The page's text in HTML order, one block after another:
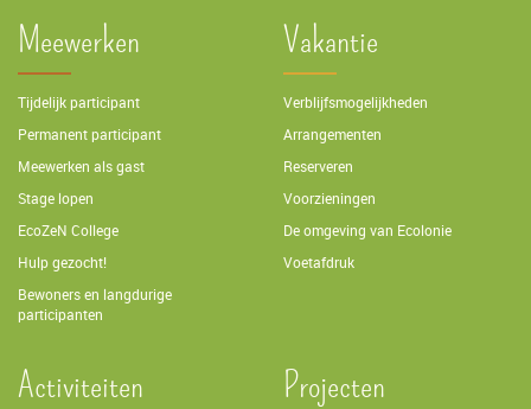
Meewerken
Tijdelijk participant
Permanent participant
Meewerken als gast
Stage lopen
EcoZeN College
Hulp gezocht!
Bewoners en langdurige
participanten
Vakantie
Verblijfsmogelijkheden
Arrangementen
Reserveren
Voorzieningen
De omgeving van Ecolonie
Voetafdruk
Activiteiten Projecten